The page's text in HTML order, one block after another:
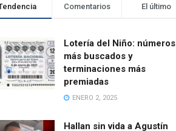
Comentarios El último
Lotería del Niño: números
más buscados y
terminaciones más
premiadas
ENERO 2, 2025
Hallan sin vida a Agustín